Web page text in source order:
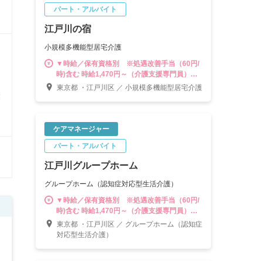
パート・アルバイト
江戸川の宿
小規模多機能型居宅介護
▼時給／保有資格別 ※処遇改善手当（60円/
時)含む 時給1,470円～（介護支援専門員）
時給1,490円～（介護支援専門員＋認知症介護
了者） ▼別途手当 ・夏冬一時金手当（年2
回） ・時間外手当は別途支給（1分単位） -----
----------------------------------- 計画作成担当者と
は副施設長、施設長をはじめ、3～5拠点を管
轄する「マネジャー職」やスタッフの教育・
育成に携われる「スーパーバイザー」などキ
ャリアは多彩。様々なポジションに挑戦でき
る環境が魅力です。
東京都 ・江戸川区 ／ 小規模多機能型居宅介護
ケアマネージャー
パート・アルバイト
江戸川グループホーム
グループホーム（認知症対応型生活介護）
▼時給／保有資格別 ※処遇改善手当（60円/
時)含む 時給1,470円～（介護支援専門員）
時給1,490円～（介護支援専門員＋認知症介護
実践者研修修了者） 時給1,520円～（介護支援
東京都 ・江戸川区 ／ グループホーム（認知症
対応型生活介護）